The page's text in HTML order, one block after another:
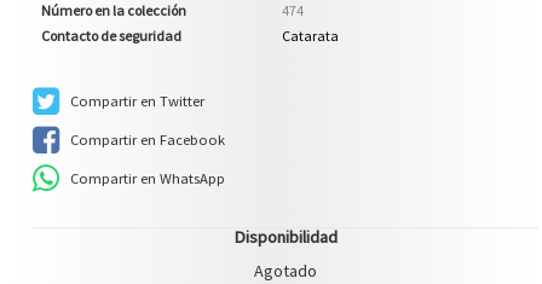
Número en la colección
474
Contacto de seguridad
Catarata
Compartir en Twitter
Compartir en Facebook
Compartir en WhatsApp
Disponibilidad
Agotado